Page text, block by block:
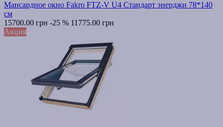
Мансардное окно Fakro FTZ-V U4 Стандарт энерджи 78*140
см
15700.00 грн -25 % 11775.00 грн
Акция